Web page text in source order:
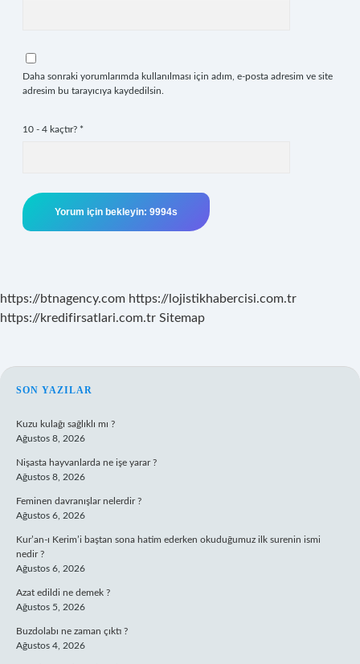
Daha sonraki yorumlarımda kullanılması için adım, e-posta adresim ve site
adresim bu tarayıcıya kaydedilsin.
10 - 4 kaçtır? *
https://btnagency.com https://lojistikhabercisi.com.tr
https://kredifirsatlari.com.tr Sitemap
SIDEBAR
SON YAZILAR
Kuzu kulağı sağlıklı mı ?
Ağustos 8, 2026
Nişasta hayvanlarda ne işe yarar ?
Ağustos 8, 2026
Feminen davranışlar nelerdir ?
Ağustos 6, 2026
Kur’an-ı Kerim’i baştan sona hatim ederken okuduğumuz ilk surenin ismi
nedir ?
Ağustos 6, 2026
Azat edildi ne demek ?
Ağustos 5, 2026
Buzdolabı ne zaman çıktı ?
Ağustos 4, 2026